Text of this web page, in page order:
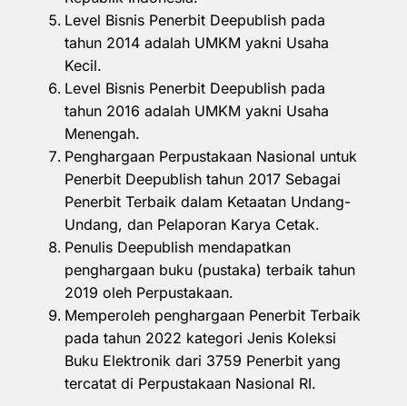
Level Bisnis Penerbit Deepublish pada
tahun 2014 adalah UMKM yakni Usaha
Kecil.
Level Bisnis Penerbit Deepublish pada
tahun 2016 adalah UMKM yakni Usaha
Menengah.
Penghargaan Perpustakaan Nasional untuk
Penerbit Deepublish tahun 2017 Sebagai
Penerbit Terbaik dalam Ketaatan Undang-
Undang, dan Pelaporan Karya Cetak.
Penulis Deepublish mendapatkan
penghargaan buku (pustaka) terbaik tahun
2019 oleh Perpustakaan.
Memperoleh penghargaan Penerbit Terbaik
pada tahun 2022 kategori Jenis Koleksi
Buku Elektronik dari 3759 Penerbit yang
tercatat di Perpustakaan Nasional RI.